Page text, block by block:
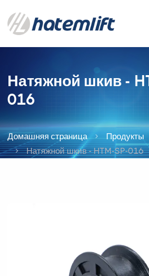
Натяжной шкив -
016
Домашняя страница
Продукты
Натяжной шкив - HTM-SP-016